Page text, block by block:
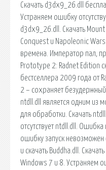
Скачать d3dx9_26.dll
Устраняем ошибку
d3dx9_26.dll. Скачать
Conquest и Napoleonic
времена. Император пал,
Prototype 2: Radnet Edition
бестселлера 2009 года от
2 – сохраняет
ntdll.dll является одним из
для обработки. Скачать
отсутствует ntdll.dll.
ошибку запуск невозможен
и скачать Buddha.dll.
Windows 7 и 8. Устраняем